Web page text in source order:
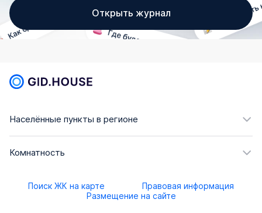
Открыть журнал
Населённые пункты в регионе
Комнатность
Поиск ЖК на карте
Правовая информация
Размещение на сайте